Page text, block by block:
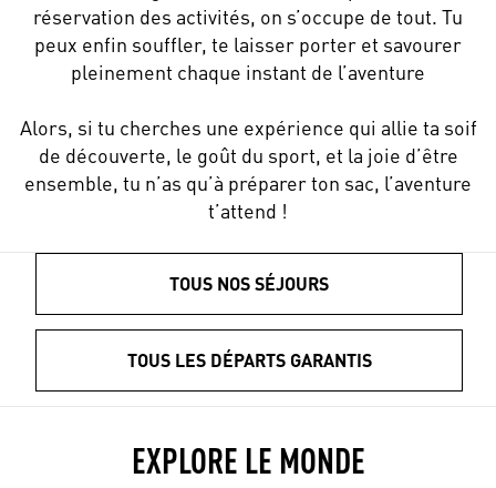
réservation des activités, on s’occupe de tout. Tu
peux enfin souffler, te laisser porter et savourer
pleinement chaque instant de l’aventure
Alors, si tu cherches une expérience qui allie ta soif
de découverte, le goût du sport, et la joie d’être
ensemble, tu n’as qu’à préparer ton sac, l’aventure
t’attend !
TOUS NOS SÉJOURS
TOUS LES DÉPARTS GARANTIS
EXPLORE LE MONDE